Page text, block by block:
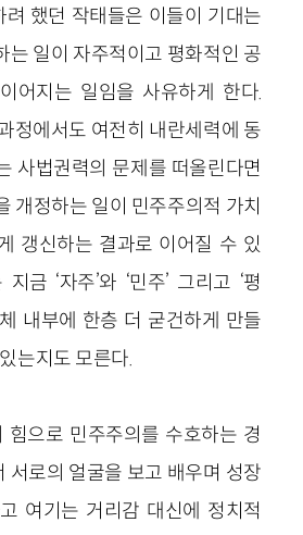
했던 작태들은 이들이 기대는
는 일이 자주적이고 평화적인 공
어지는 일임을 사유하게 한다.
정에서도 여전히 내란세력에 동
사법권력의 문제를 떠올린다면
개정하는 일이 민주주의적 가치
갱신하는 결과로 이어질 수 있
금 ‘자주’와 ‘민주’ 그리고 ‘평
내부에 한층 더 굳건하게 만들
는지도 모른다.
으로 민주주의를 수호하는 경
서로의 얼굴을 보고 배우며 성장
여기는 거리감 대신에 정치적